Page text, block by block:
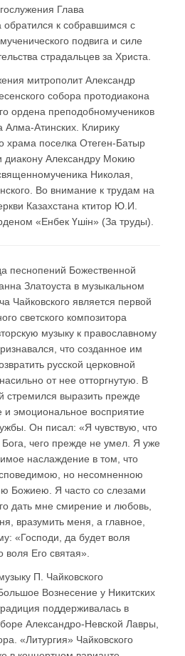
Глава
обратился к собравшимся с
подвига и силе
страдальцев за Христа.
митрополит Александр
собора протодиакона
ордена преподобномучеников
Атинских. Клирику
храма поселка Отеген-Батыр
диакону Александру Мокию
Николая,
Во внимание к трудам на
Казахстана ктитор Ю.И.
«Енбек Үшiн» (За труды).
песнопений Божественной
Златоуста в музыкальном
Чайковского является первой
светского композитора
музыку к православному
что созданное им
русской церковной
от нее отторгнутую. В
стремился выразить прежде
и эмоциональное восприятие
Он писал: «Я чувствую, что
чего прежде не умел. Я уже
наслаждение в том, что
но несомненною
Божиею. Я часто со слезами
дать мне смирение и любовь,
вразумить меня, а главное,
«Господи, да будет воля
Его святая».
П. Чайковского
Вознесение у Никитских
поддерживалась в
Александро-Невской Лавры,
«Литургия» Чайковского